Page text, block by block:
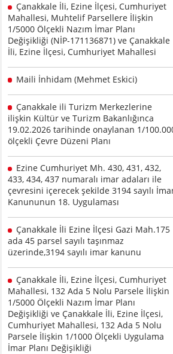
Çanakkale İli, Ezine İlçesi, Cumhuriyet
Mahallesi, Muhtelif Parsellere İlişkin
1/5000 Ölçekli Nazım İmar Planı
Değişikliği (NİP-171136871) ve Çanakkale
İli, Ezine İlçesi, Cumhuriyet Mahallesi
Maili İnhidam (Mehmet Eskici)
Çanakkale ili Turizm Merkezlerine
ilişkin Kültür ve Turizm Bakanlığınca
19.02.2026 tarihinde onaylanan 1/
ölçekli Çevre Düzeni Planı
Ezine Cumhuriyet Mh. 430, 431, 432,
433, 434, 437 numaralı imar adaları ile
çevresini içerecek şekilde 3194 sayılı
Kanununun 18. Uygulaması
Çanakkale İli Ezine İlçesi Gazi Mah.175
ada 45 parsel sayılı taşınmaz
üzerinde,3194 sayılı imar kanunu
Çanakkale İli, Ezine İlçesi, Cumhuriyet
Mahallesi, 132 Ada 5 Nolu Parsele İlişkin
1/5000 Ölçekli Nazım İmar Planı
Değişikliği ve Çanakkale İli, Ezine İlçesi,
Cumhuriyet Mahallesi, 132 Ada 5 Nolu
Parsele İlişkin 1/1000 Ölçekli Uygulama
İmar Planı Değişikliği